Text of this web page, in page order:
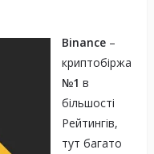
Binance –
криптобіржа
№1 в
більшості
Рейтингів,
тут багато